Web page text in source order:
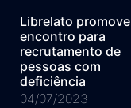
Librelato promove
encontro para
recrutamento de
pessoas com
deficiência
04/07/2023